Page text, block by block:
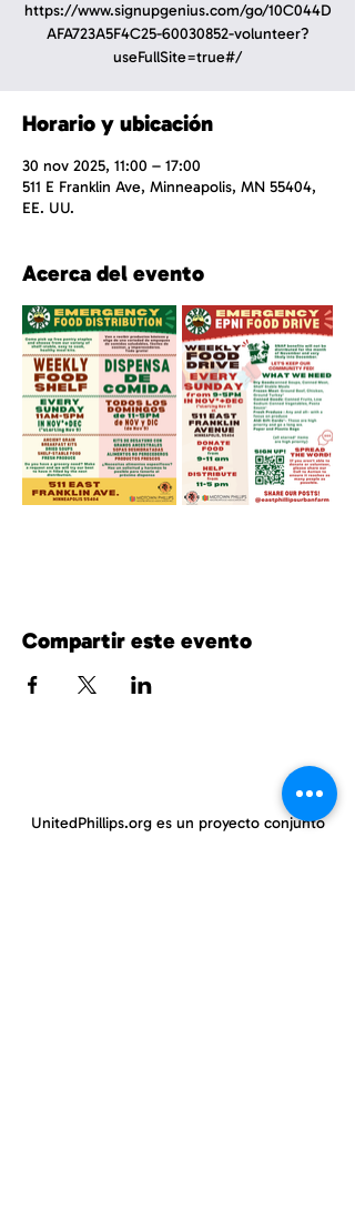
https://www.signupgenius.com/go/10C044D
AFA723A5F4C25-60030852-volunteer?
useFullSite=true#/
Horario y ubicación
30 nov 2025, 11:00 – 17:00
511 E Franklin Ave, Minneapolis, MN 55404,
EE. UU.
Acerca del evento
Compartir este evento
UnitedPhillips.org es un proyecto conjunto